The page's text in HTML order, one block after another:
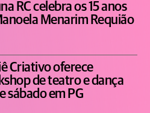
RC celebra os 15 anos
Menarim Requião
Criativo oferece
de teatro e dança
sábado em PG